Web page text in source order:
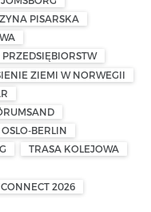
PISARSKA
ZIEMI W NORWEGII
OSLO-BERLIN
TRASA KOLEJOWA
CONNECT 2026